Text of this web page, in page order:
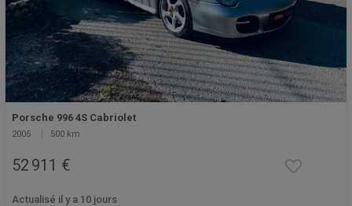
Porsche 996 4S Cabriolet
2005 500 km
52 911 €
Actualisé il y a 10 jours